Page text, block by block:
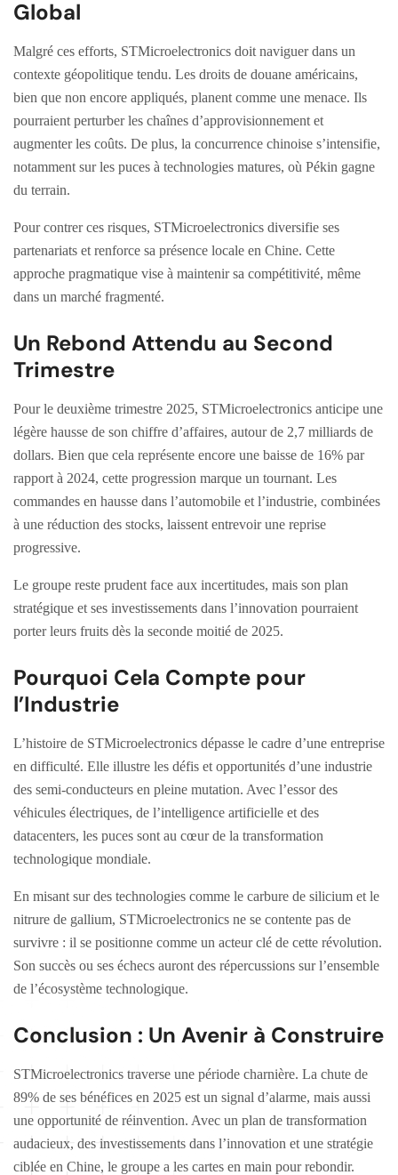
Global
Malgré ces efforts, STMicroelectronics doit naviguer dans un
contexte géopolitique tendu. Les droits de douane américains,
bien que non encore appliqués, planent comme une menace. Ils
pourraient perturber les chaînes d’approvisionnement et
augmenter les coûts. De plus, la concurrence chinoise s’intensifie,
notamment sur les puces à technologies matures, où Pékin gagne
du terrain.
Pour contrer ces risques, STMicroelectronics diversifie ses
partenariats et renforce sa présence locale en Chine. Cette
approche pragmatique vise à maintenir sa compétitivité, même
dans un marché fragmenté.
Un Rebond Attendu au Second
Trimestre
Pour le deuxième trimestre 2025, STMicroelectronics anticipe une
légère hausse de son chiffre d’affaires, autour de 2,7 milliards de
dollars. Bien que cela représente encore une baisse de 16% par
rapport à 2024, cette progression marque un tournant. Les
commandes en hausse dans l’automobile et l’industrie, combinées
à une réduction des stocks, laissent entrevoir une reprise
progressive.
Le groupe reste prudent face aux incertitudes, mais son plan
stratégique et ses investissements dans l’innovation pourraient
porter leurs fruits dès la seconde moitié de 2025.
Pourquoi Cela Compte pour
l’Industrie
L’histoire de STMicroelectronics dépasse le cadre d’une entreprise
en difficulté. Elle illustre les défis et opportunités d’une industrie
des semi-conducteurs en pleine mutation. Avec l’essor des
véhicules électriques, de l’intelligence artificielle et des
datacenters, les puces sont au cœur de la transformation
technologique mondiale.
En misant sur des technologies comme le carbure de silicium et le
nitrure de gallium, STMicroelectronics ne se contente pas de
survivre : il se positionne comme un acteur clé de cette révolution.
Son succès ou ses échecs auront des répercussions sur l’ensemble
de l’écosystème technologique.
Conclusion : Un Avenir à Construire
STMicroelectronics traverse une période charnière. La chute de
89% de ses bénéfices en 2025 est un signal d’alarme, mais aussi
une opportunité de réinvention. Avec un plan de transformation
audacieux, des investissements dans l’innovation et une stratégie
ciblée en Chine, le groupe a les cartes en main pour rebondir.